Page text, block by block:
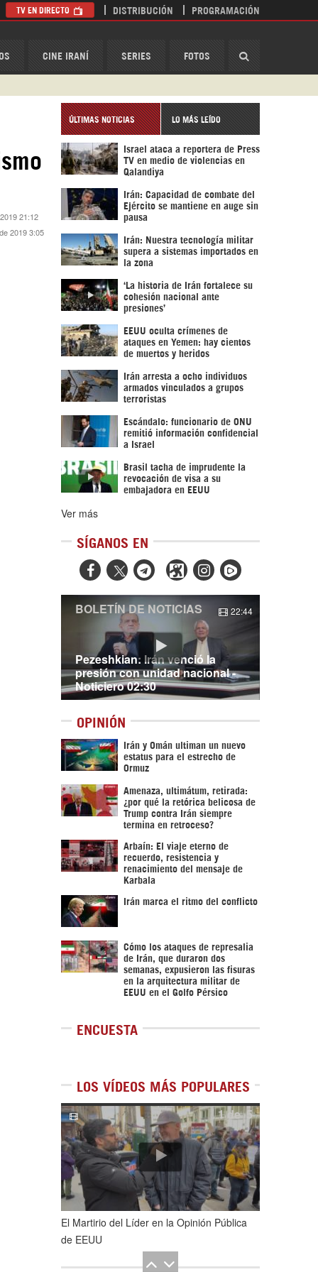
CINE IRANÍ SERIES FOTOS
TV EN DIRECTO DISTRIBUCIÓN PROGRAMACIÓN
21:12
2019 3:05
ÚLTIMAS NOTICIAS LO MÁS LEÍDO
Israel ataca a reportera de Press
TV en medio de violencias en
Qalandiya
Irán: Capacidad de combate del
Ejército se mantiene en auge sin
pausa
Irán: Nuestra tecnología militar
supera a sistemas importados en
la zona
‘La historia de Irán fortalece su
cohesión nacional ante
presiones’
EEUU oculta crímenes de
ataques en Yemen: hay cientos
de muertos y heridos
Irán arresta a ocho individuos
armados vinculados a grupos
terroristas
Escándalo: funcionario de ONU
remitió información confidencial
a Israel
Brasil tacha de imprudente la
revocación de visa a su
embajadora en EEUU
Ver más
SÍGANOS EN
  
Pezeshkian: Irán venció la
presión con unidad nacional -
Noticiero 02:30
BOLETÍN DE NOTICIAS 22:44
OPINIÓN
Irán y Omán ultiman un nuevo
estatus para el estrecho de
Ormuz
Amenaza, ultimátum, retirada:
¿por qué la retórica belicosa de
Trump contra Irán siempre
termina en retroceso?
Arbaín: El viaje eterno de
recuerdo, resistencia y
renacimiento del mensaje de
Karbala
Irán marca el ritmo del conflicto
Cómo los ataques de represalia
de Irán, que duraron dos
semanas, expusieron las fisuras
en la arquitectura militar de
EEUU en el Golfo Pérsico
ENCUESTA
LOS VÍDEOS MÁS POPULARES
1de5
El Martirio del Líder en la Opinión Pública
de EEUU